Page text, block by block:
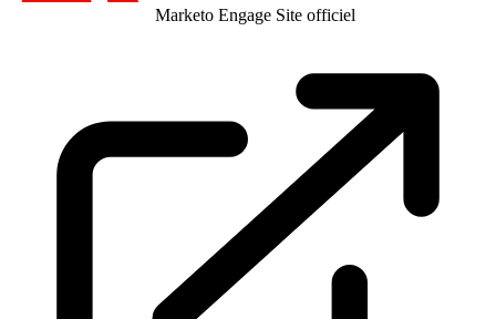
Marketo Engage Site officiel